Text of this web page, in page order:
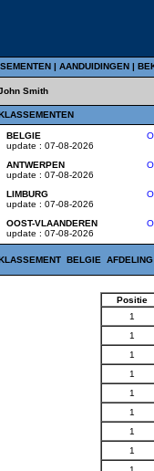
| AANDUIDINGEN |
Smith
BELGIE
update : 07-08-2026
ANTWERPEN
update : 07-08-2026
LIMBURG
update : 07-08-2026
OOST-VLAANDEREN
update : 07-08-2026
BELGIE AFDELING
Positie
1
1
1
1
1
1
1
1